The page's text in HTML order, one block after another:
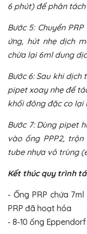
6 phút) để phân tách
Bước 5: Chuyển
ứng, hút nhẹ dịch
chừa lại 6ml dung
Bước 6: Sau khi dịch
pipet xoay nhẹ để
khối đông đặc co
Bước 7: Dùng pipet
vào ống PPP2,
tube nhựa vô trùng
Kết thúc quy trình
- Ống PRP chứa
PRP đã hoạt hóa
- 8-10 ống